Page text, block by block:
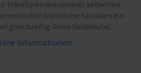
Haustüren aus unserer aktuellen
in klassische Fassaden ein
gleichzeitig Ihren Geldbeutel.
Informationen